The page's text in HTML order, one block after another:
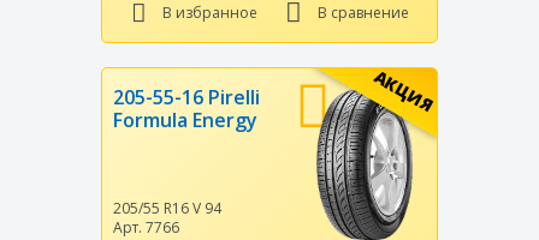
В избранное В сравнение
АКЦИЯ
205-55-16 Pirelli
Formula Energy
205/55 R16V 94
Арт. 7766